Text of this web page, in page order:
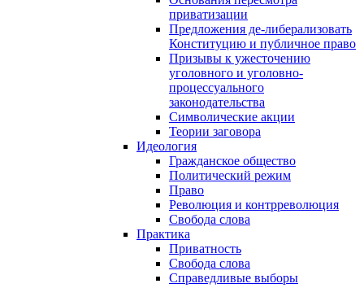
приватизации
Предложения де-либерализовать
Конституцию и публичное право
Призывы к ужесточению
уголовного и уголовно-
процессуального
законодательства
Символические акции
Теории заговора
Идеология
Гражданское общество
Политический режим
Право
Революция и контрреволюция
Свобода слова
Практика
Приватность
Свобода слова
Справедливые выборы